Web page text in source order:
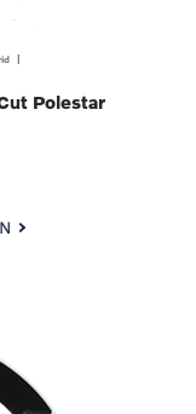
|
Polestar